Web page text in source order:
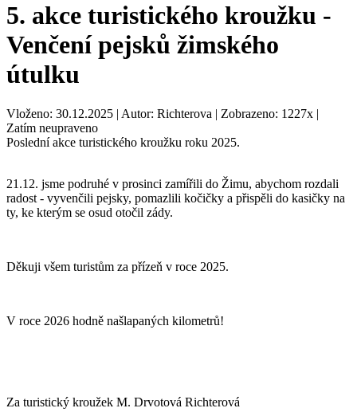
5. akce turistického kroužku -
Venčení pejsků žimského
útulku
Vloženo: 30.12.2025 | Autor: Richterova | Zobrazeno: 1227x |
Zatím neupraveno
Poslední akce turistického kroužku roku 2025.
21.12. jsme podruhé v prosinci zamířili do Žimu, abychom rozdali
radost - vyvenčili pejsky, pomazlili kočičky a přispěli do kasičky na
ty, ke kterým se osud otočil zády.
Děkuji všem turistům za přízeň v roce 2025.
V roce 2026 hodně našlapaných kilometrů!
Za turistický kroužek M. Drvotová Richterová